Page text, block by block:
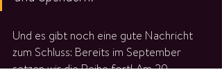
Und es gibt noch eine gute Nachricht
zum Schluss: Bereits im September
setzen wir die Reihe fort! Am 20.